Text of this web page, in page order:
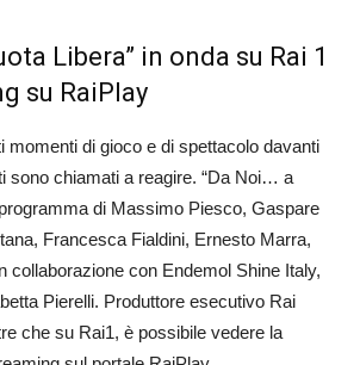
Libera” in onda su Rai 1
su RaiPlay
momenti di gioco e di spettacolo davanti
sono chiamati a reagire. “Da Noi… a
di Massimo Piesco, Gaspare
Francesca Fialdini, Ernesto Marra,
collaborazione con Endemol Shine Italy,
Pierelli. Produttore esecutivo Rai
che su Rai1, è possibile vedere la